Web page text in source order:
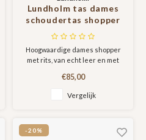
Lundholm tas dames
schoudertas shopper
dames met rits -
shopper schooltas
zacht roze - echt leer -
kroko design |
Lundholm Öland serie
Hoogwaardige dames shopper
met rits, van echt leer en met
reisgenoot en eyecatcher! Met
handige indeling, ritsvakken en
stevige hengels. De tas is
€85,00
Vergelijk
-20%